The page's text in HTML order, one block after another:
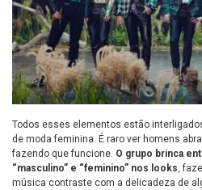
Todos esses elementos estão
de moda feminina. É raro ver homens
fazendo que funcione. O grupo brinca
“masculino” e “feminino” nos looks ,
música contraste com a delicadeza de